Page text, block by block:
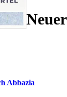
Abbazia